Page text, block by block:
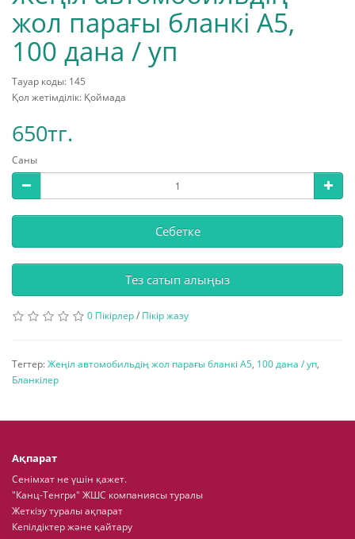
жол парағы бланкі А5,
100 дана / уп
Тауар коды: 145
Қол жетімділік: Қоймада
650тг.
Саны
Себетке
Тез сатып алыңыз
0 Пікірлер/ Пікір жазу
Тегтер:Жеңіл автомобильдің жол парағы бланкі А5, 100 дана / уп,
Бланкілер
Ақпарат
Сенімхат не үшін қажет.
"Канц-Тенгри" ЖШС компаниясы туралы
Жеткізу туралы ақпарат
Кепілдіктер және қайтару